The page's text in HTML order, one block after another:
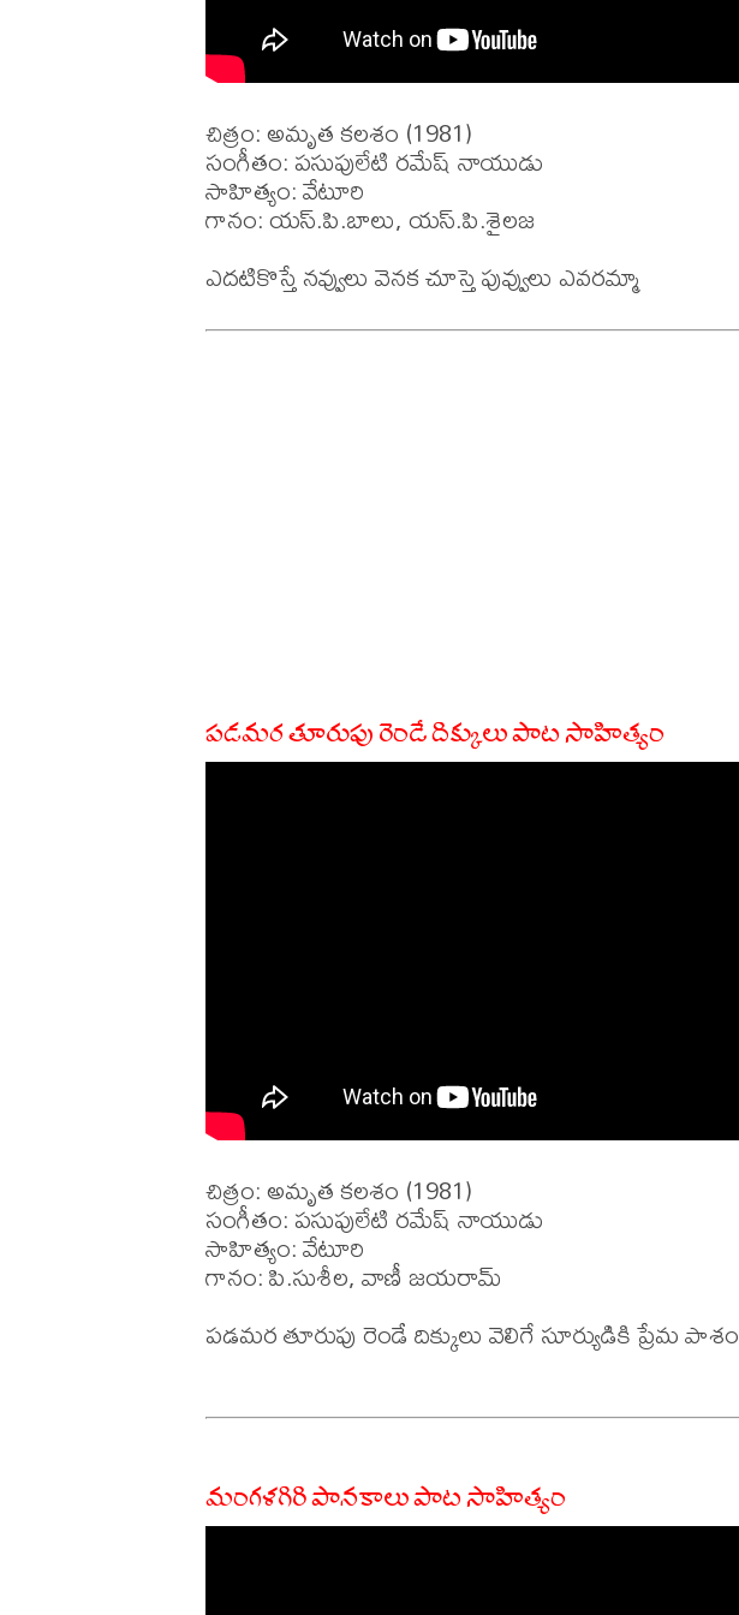
చిత్రం: అమృత కలశం (1981)
సంగీతం: పసుపులేటి రమేష్ నాయుడు
సాహిత్యం: వేటూరి
గానం: యస్.పి.బాలు, యస్.పి.శైలజ
ఎదటికొస్తే నవ్వులు వెనక చూస్తె పువ్వులు ఎవరమ్మా
పడమర తూరుపు రెండే దిక్కులు పాట సాహిత్యం
చిత్రం: అమృత కలశం (1981)
సంగీతం: పసుపులేటి రమేష్ నాయుడు
సాహిత్యం: వేటూరి
గానం: పి.సుశీల, వాణీ జయరామ్
పడమర తూరుపు రెండే దిక్కులు వెలిగే సూర్యుడికి ప్రేమ పాశం
మంగళగిరి పానకాలు పాట సాహిత్యం